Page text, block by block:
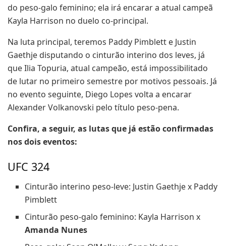
do peso-galo feminino; ela irá encarar a atual campeã
Kayla Harrison no duelo co-principal.
Na luta principal, teremos Paddy Pimblett e Justin
Gaethje disputando o cinturão interino dos leves, já
que Ilia Topuria, atual campeão, está impossibilitado
de lutar no primeiro semestre por motivos pessoais. Já
no evento seguinte, Diego Lopes volta a encarar
Alexander Volkanovski pelo título peso-pena.
Confira, a seguir, as lutas que já estão confirmadas
nos dois eventos:
UFC 324
Cinturão interino peso-leve: Justin Gaethje x Paddy
Pimblett
Cinturão peso-galo feminino: Kayla Harrison x
Amanda Nunes